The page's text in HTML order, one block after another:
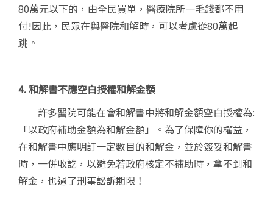
80萬元以下的，由全民買單，醫療院所一毛錢都不用
付!因此，民眾在與醫院和解時，可以考慮從80萬起
跳。
4. 和解書不應空白授權和解金額
許多醫院可能在會和解書中將和解金額空白授權為:
「以政府補助金額為和解金額」。為了保障你的權益，
在和解書中應明訂一定數目的和解金，並於簽妥和解書
時，一併收訖，以避免若政府核定不補助時，拿不到和
解金，也過了刑事訟訴期限！